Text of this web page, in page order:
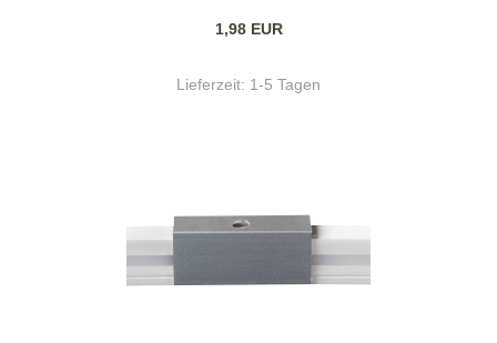
1,98 EUR
Lieferzeit: 1-5 Tagen